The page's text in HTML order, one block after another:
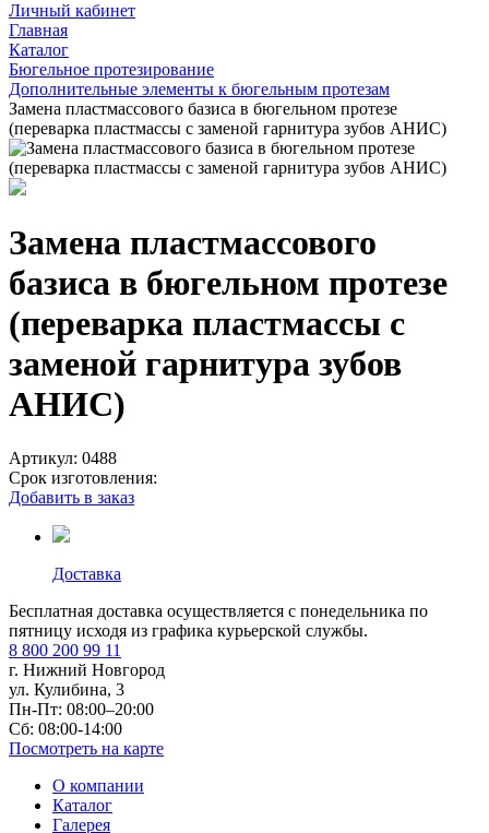
Личный кабинет
Главная
Каталог
Бюгельное протезирование
Дополнительные элементы к бюгельным протезам
Замена пластмассового базиса в бюгельном протезе
(переварка пластмассы с заменой гарнитура зубов АНИС)
Замена пластмассового
базиса в бюгельном протезе
(переварка пластмассы с
заменой гарнитура зубов
АНИС)
Артикул: 0488
Срок изготовления:
Добавить в заказ
Доставка
Бесплатная доставка осуществляется с понедельника по
пятницу исходя из графика курьерской службы.
8 800 200 99 11
г. Нижний Новгород
ул. Кулибина, 3
Пн-Пт: 08:00–20:00
Сб: 08:00-14:00
Посмотреть на карте
О компании
Каталог
Галерея